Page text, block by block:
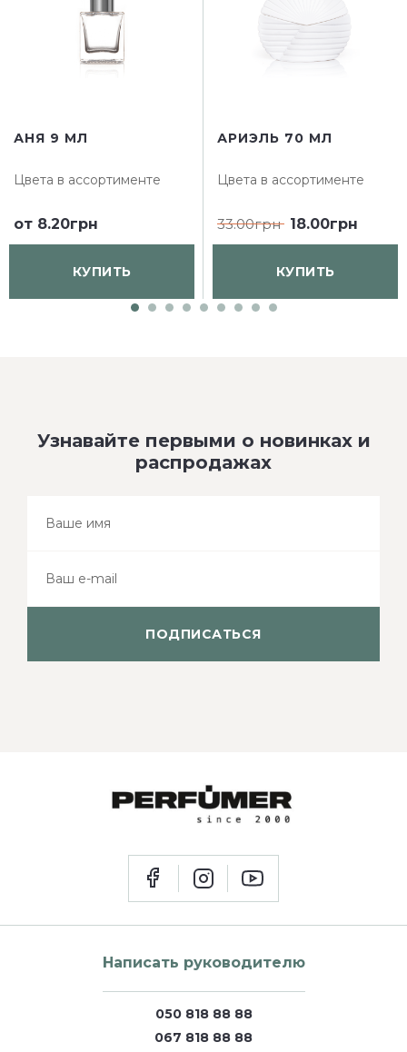
АНЯ 9 МЛ
Цвета в ассортименте
от 8.20грн
КУПИТЬ
АРИЭЛЬ 70 МЛ
Цвета в ассортименте
33.00грн 18.00грн
КУПИТЬ
Узнавайте первыми о новинках и
распродажах
ПОДПИСАТЬСЯ
Написать руководителю
050 818 88 88
067 818 88 88